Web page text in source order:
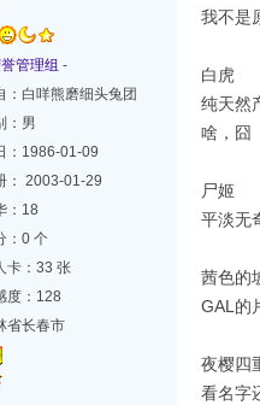
管理组 -
：白咩熊磨细头兔团
：男
：1986-01-09
： 2003-01-29
：18
：0 个
卡：33 张
度：128
省长春市
我不是
白虎
纯天然
啥，囧
尸姬
平淡无
茜色的
GAL的
夜樱四
看名字